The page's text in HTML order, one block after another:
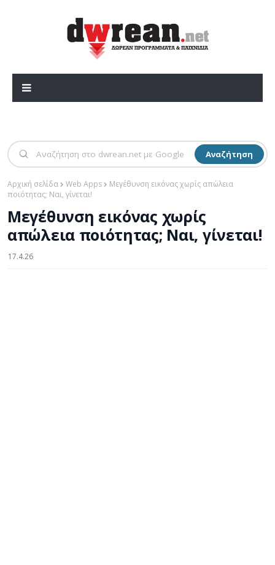
Αναζήτηση
Αρχική σελίδα Web Apps
Μεγέθυνση εικόνας χωρίς απώλεια
ποιότητας; Ναι, γίνεται!
Μεγέθυνση εικόνας χωρίς
απώλεια ποιότητας; Ναι, γίνεται!
17.4.26